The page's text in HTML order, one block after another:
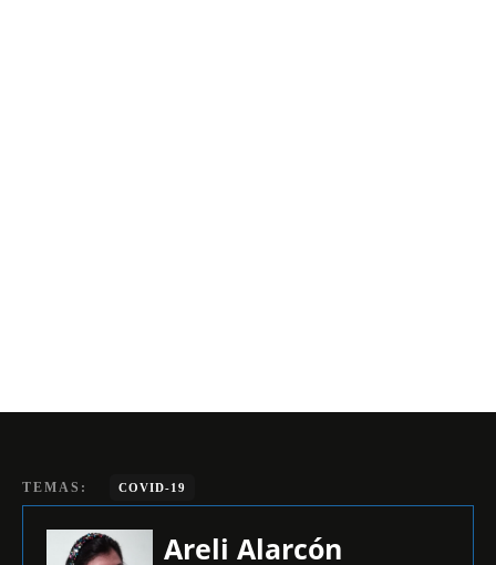
TEMAS: COVID-19
Areli Alarcón